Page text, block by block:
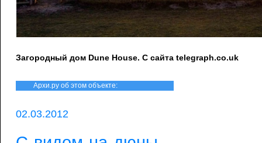
Загородный дом Dune House. С сайта telegraph.co.uk
Архи.ру об этом объекте:
02.03.2012